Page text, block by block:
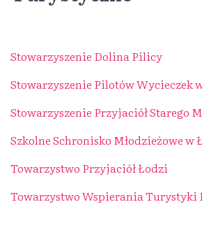
Stowarzyszenie Dolina Pilicy
Stowarzyszenie Pilotów Wycieczek
Stowarzyszenie Przyjaciół Starego
Szkolne Schronisko Młodzieżowe w
Towarzystwo Przyjaciół Łodzi
Towarzystwo Wspierania Turystyki